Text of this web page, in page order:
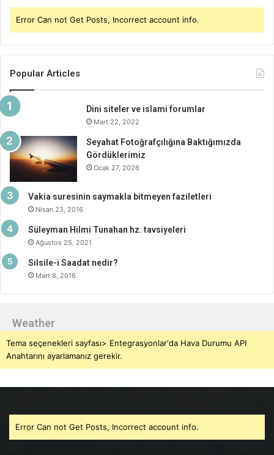
Error Can not Get Posts, Incorrect account info.
Popular Articles
Dini siteler ve islami forumlar
Mart 22, 2022
Seyahat Fotoğrafçılığına Baktığımızda
Gördüklerimiz
Ocak 27, 2026
Vakia suresinin saymakla bitmeyen faziletleri
Nisan 23, 2016
Süleyman Hilmi Tunahan hz. tavsiyeleri
Ağustos 25, 2021
Silsile-i Saadat nedir?
Mart 8, 2016
Weather
Tema seçenekleri sayfası> Entegrasyonlar'da Hava Durumu API
Anahtarını ayarlamanız gerekir.
Error Can not Get Posts, Incorrect account info.